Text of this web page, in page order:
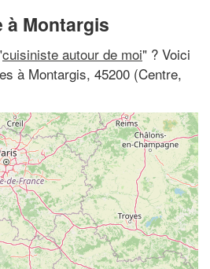
Montargis
cuisiniste autour de moi" ? Voici
à Montargis, 45200 (Centre,